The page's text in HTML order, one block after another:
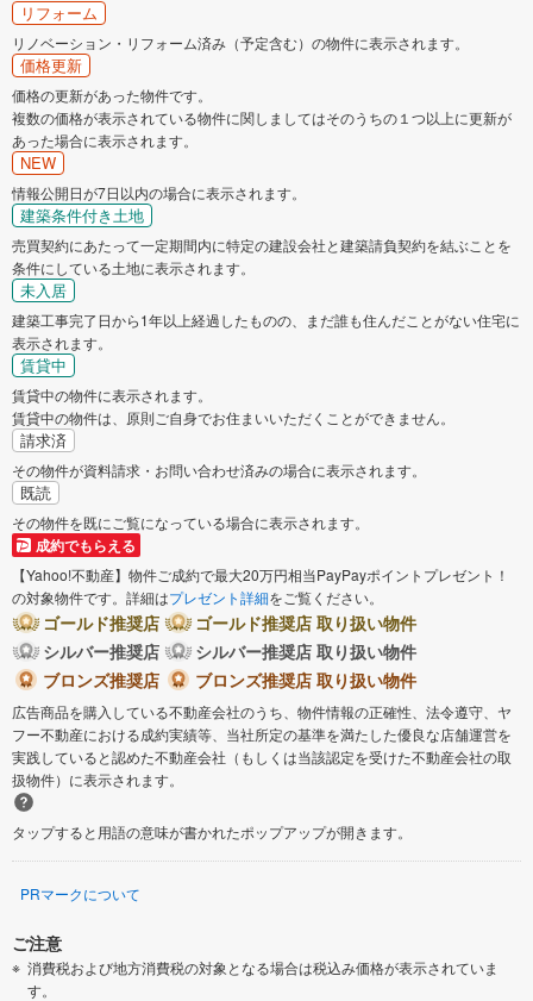
リフォーム
リノベーション・リフォーム済み（予定含む）の物件に表示されます。
価格更新
価格の更新があった物件です。
複数の価格が表示されている物件に関しましてはそのうちの１つ以上に更新が
あった場合に表示されます。
NEW
情報公開日が7日以内の場合に表示されます。
建築条件付き土地
売買契約にあたって一定期間内に特定の建設会社と建築請負契約を結ぶことを
条件にしている土地に表示されます。
未入居
建築工事完了日から1年以上経過したものの、まだ誰も住んだことがない住宅に
表示されます。
賃貸中
賃貸中の物件に表示されます。
賃貸中の物件は、原則ご自身でお住まいいただくことができません。
請求済
その物件が資料請求・お問い合わせ済みの場合に表示されます。
既読
その物件を既にご覧になっている場合に表示されます。
成約でもらえる
【Yahoo!不動産】物件ご成約で最大20万円相当PayPayポイントプレゼント！
の対象物件です。詳細はプレゼント詳細をご覧ください。
ゴールド推奨店
ゴールド推奨店 取り扱い物件
シルバー推奨店
シルバー推奨店 取り扱い物件
ブロンズ推奨店
ブロンズ推奨店 取り扱い物件
広告商品を購入している不動産会社のうち、物件情報の正確性、法令遵守、ヤ
フー不動産における成約実績等、当社所定の基準を満たした優良な店舗運営を
実践していると認めた不動産会社（もしくは当該認定を受けた不動産会社の取
扱物件）に表示されます。
タップすると用語の意味が書かれたポップアップが開きます。
PRマークについて
ご注意
消費税および地方消費税の対象となる場合は税込み価格が表示されていま
す。